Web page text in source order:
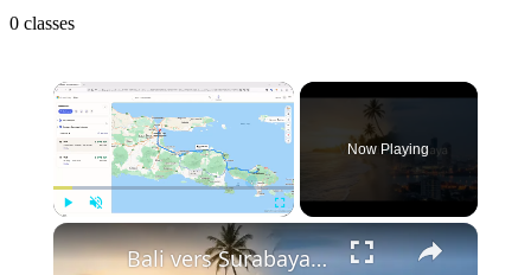
0 classes
Now Playing
Bali vers Surabaya : Trouvez les vols les MOINS CHERS et les meilleurs horaires (DPS à SUB) ✈️🇮🇩